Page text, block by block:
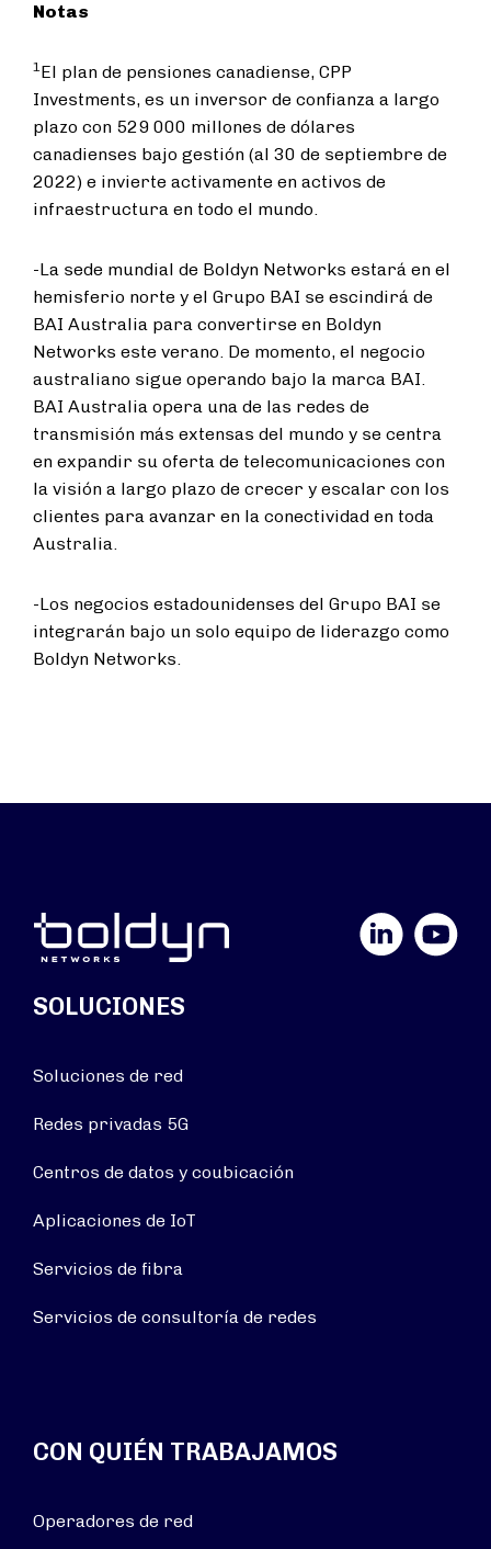
Notas
1El plan de pensiones canadiense, CPP
Investments, es un inversor de confianza a largo
plazo con 529 000 millones de dólares
canadienses bajo gestión (al 30 de septiembre de
2022) e invierte activamente en activos de
infraestructura en todo el mundo.
-La sede mundial de Boldyn Networks estará en el
hemisferio norte y el Grupo BAI se escindirá de
BAI Australia para convertirse en Boldyn
Networks este verano. De momento, el negocio
australiano sigue operando bajo la marca BAI.
BAI Australia opera una de las redes de
transmisión más extensas del mundo y se centra
en expandir su oferta de telecomunicaciones con
la visión a largo plazo de crecer y escalar con los
clientes para avanzar en la conectividad en toda
Australia.
-Los negocios estadounidenses del Grupo BAI se
integrarán bajo un solo equipo de liderazgo como
Boldyn Networks.
YouTube
SOLUCIONES
Soluciones de red
Redes privadas 5G
Centros de datos y coubicación
Aplicaciones de IoT
Servicios de fibra
Servicios de consultoría de redes
CON QUIÉN TRABAJAMOS
Operadores de red